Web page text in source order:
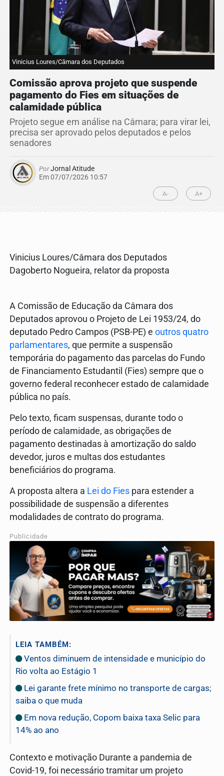
Vinicius Loures/Câmara dos Deputados
Comissão aprova projeto que suspende
pagamento do Fies em situações de
calamidade pública
Projeto segue em análise na Câmara; para virar lei,
precisa ser aprovado pelos deputados e pelos
senadores
PorJornal Atitude
Em 07/07/2026 10:57
A- A+
Vinicius Loures/Câmara dos Deputados
Dagoberto Nogueira, relator da proposta
A Comissão de Educação da Câmara dos
Deputados aprovou o Projeto de Lei 1953/24, do
deputado Pedro Campos (PSB-PE) e outros quatro
parlamentares, que permite a suspensão
temporária do pagamento das parcelas do Fundo
de Financiamento Estudantil (Fies) sempre que o
governo federal reconhecer estado de calamidade
pública no país.
Pelo texto, ficam suspensas, durante todo o
período de calamidade, as obrigações de
pagamento destinadas à amortização do saldo
devedor, juros e multas dos estudantes
beneficiários do programa.
A proposta altera a Lei do Fies para estender a
possibilidade de suspensão a diferentes
modalidades de contrato do programa.
Publicidade
LEIA TAMBÉM:
Ventos diminuem de intensidade e município do
Rio volta ao Estágio 1
Lei garante frete mínimo no transporte de cargas;
saiba o que muda
Em nova redução, Copom baixa taxa Selic para
14% ao ano
Contexto e motivação Durante a pandemia de
Covid-19, foi necessário tramitar um projeto